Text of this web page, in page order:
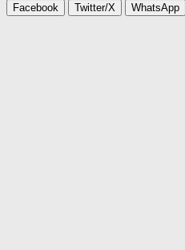
Facebook Twitter/X WhatsApp